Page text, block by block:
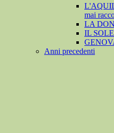
mai
LA
IL
Anni precedenti